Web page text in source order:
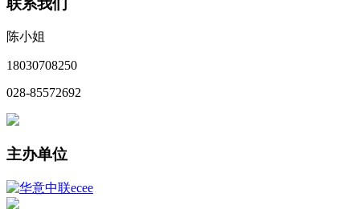
陈小姐
18030708250
028-85572692
主办单位